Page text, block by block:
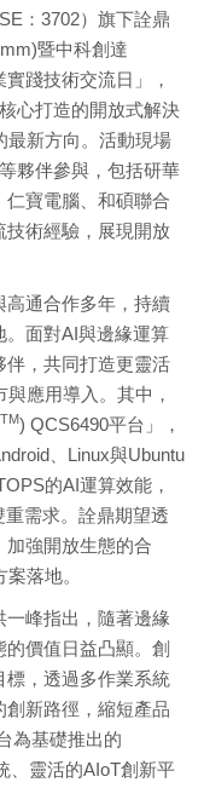
：3702）旗下詮鼎
暨中科創達
踐技術交流日」，
心打造的開放式解決
最新方向。活動現場
夥伴參與，包括研華
寶電腦、和碩聯合
技術經驗，展現開放
高通合作多年，持續
。面對AI與邊緣運算
伴，共同打造更靈活
應用導入。其中，
TM) QCS6490平台」，
、Linux與Ubuntu
的AI運算效能，
需求。詮鼎期望透
強開放生態的合
落地。
峰指出，隨著邊緣
價值日益凸顯。創
標，透過多作業系統
新路徑，縮短產品
為基礎推出的
、靈活的AIoT創新平